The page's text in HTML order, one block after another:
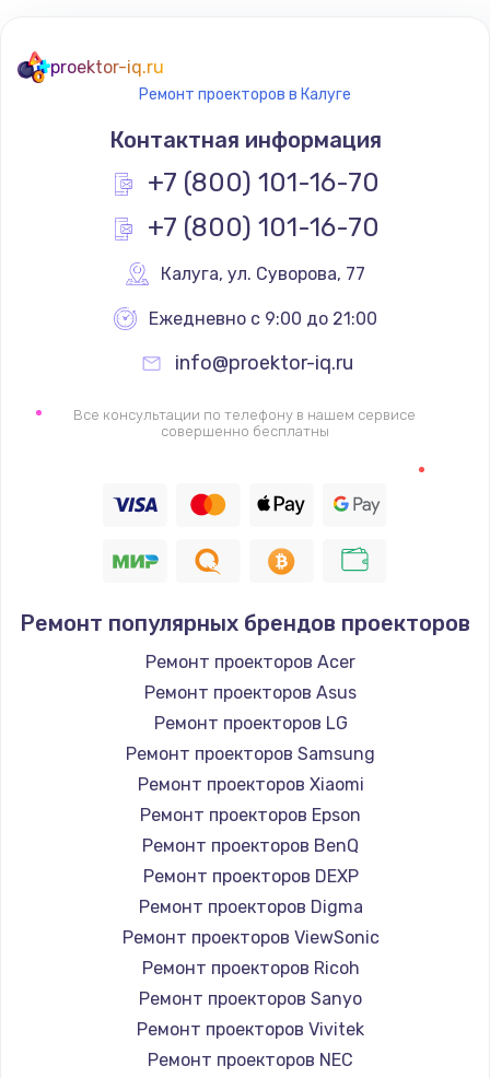
Замена дисплея (экрана)
Заказать
Ремонт платы электроники
1400 руб.
Заказать
2150 руб.
Заказать
1360 руб.
960 руб.
Заказать
Ремонт системы охлаждения
900 руб.
Заказать
Ремонт микросхемы Wi-Fi
1100 руб.
Заказать
Настройка Wi-Fi
745 руб.
Заказать
proektor-iq.ru
Ремонт проекторов в Калуге
Контактная информация
+7 (800) 101-16-70
+7 (800) 101-16-70
Калуга, ул. Суворова, 77
Ежедневно с 9:00 до 21:00
info@proektor-iq.ru
Все консультации по телефону в нашем сервисе
совершенно бесплатны
Ремонт популярных брендов проекторов
Ремонт проекторов Acer
Ремонт проекторов Asus
Ремонт проекторов LG
Ремонт проекторов Samsung
Ремонт проекторов Xiaomi
Ремонт проекторов Epson
Ремонт проекторов BenQ
Ремонт проекторов DEXP
Ремонт проекторов Digma
Ремонт проекторов ViewSonic
Ремонт проекторов Ricoh
Ремонт проекторов Sanyo
Ремонт проекторов Vivitek
Ремонт проекторов NEC